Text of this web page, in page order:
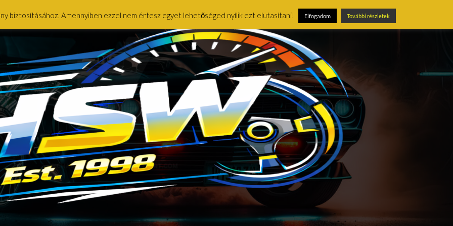
biztosításához. Amennyiben ezzel nem értesz egyet lehetőséged nyílik ezt elutasítani! Elfogadom További részletek